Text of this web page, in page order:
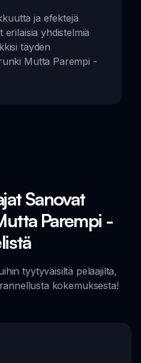
ja efektejä
yhdistelmiä
täyden
Mutta Parempi -
Sanovat
Parempi -
tyytyväisiltä pelaajilta,
kokemuksesta!